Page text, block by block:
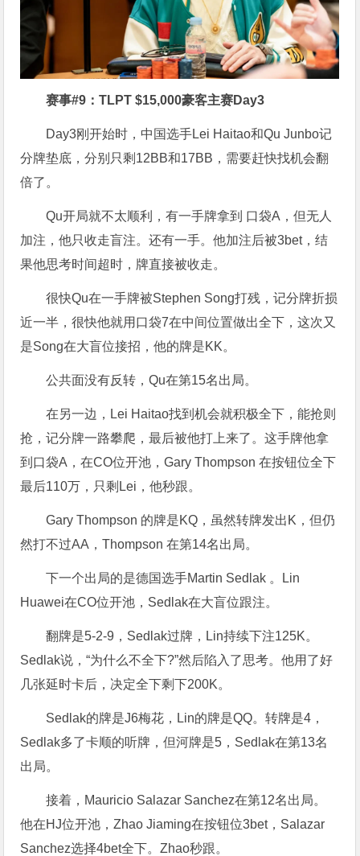
赛事#9：TLPT $15,000豪客主赛Day3
Day3刚开始时，中国选手Lei Haitao和Qu Junbo记
分牌垫底，分别只剩12BB和17BB，需要赶快找机会翻
倍了。
Qu开局就不太顺利，有一手牌拿到 口袋A，但无人
加注，他只收走盲注。还有一手。他加注后被3bet，结
果他思考时间超时，牌直接被收走。
很快Qu在一手牌被Stephen Song打残，记分牌折损
近一半，很快他就用口袋7在中间位置做出全下，这次又
是Song在大盲位接招，他的牌是KK。
公共面没有反转，Qu在第15名出局。
在另一边，Lei Haitao找到机会就积极全下，能抢则
抢，记分牌一路攀爬，最后被他打上来了。这手牌他拿
到口袋A，在CO位开池，Gary Thompson 在按钮位全下
最后110万，只剩Lei，他秒跟。
Gary Thompson 的牌是KQ，虽然转牌发出K，但仍
然打不过AA，Thompson 在第14名出局。
下一个出局的是德国选手Martin Sedlak 。Lin
Huawei在CO位开池，Sedlak在大盲位跟注。
翻牌是5-2-9，Sedlak过牌，Lin持续下注125K。
Sedlak说，“为什么不全下?”然后陷入了思考。他用了好
几张延时卡后，决定全下剩下200K。
Sedlak的牌是J6梅花，Lin的牌是QQ。转牌是4，
Sedlak多了卡顺的听牌，但河牌是5，Sedlak在第13名
出局。
接着，Mauricio Salazar Sanchez在第12名出局。
他在HJ位开池，Zhao Jiaming在按钮位3bet，Salazar
Sanchez选择4bet全下。Zhao秒跟。